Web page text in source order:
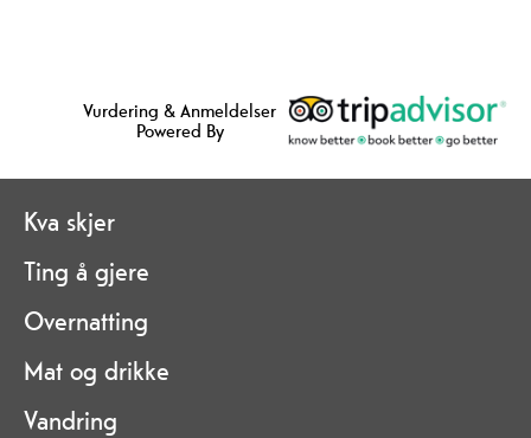
Vurdering & Anmeldelser
Powered By
Kva skjer
Ting å gjere
Overnatting
Mat og drikke
Vandring